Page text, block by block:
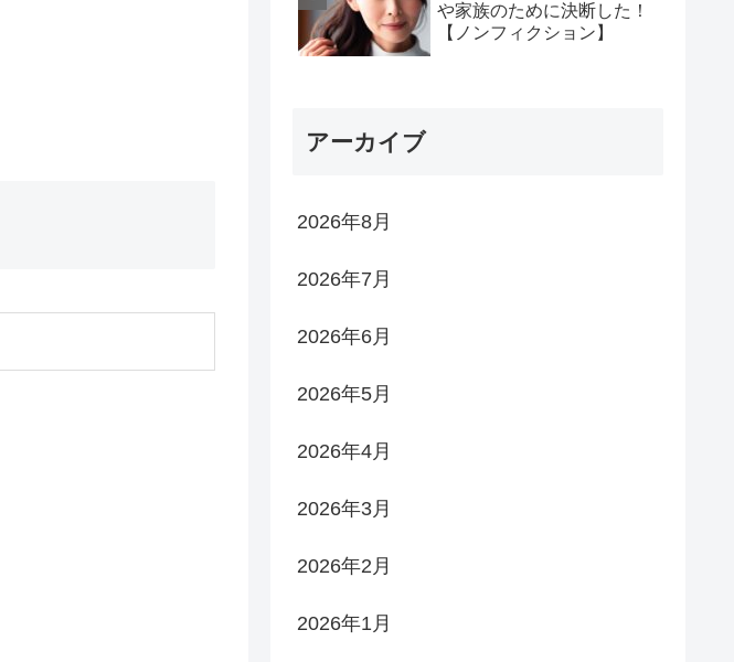
や家族のために決断した！
【ノンフィクション】
アーカイブ
2026年8月
2026年7月
2026年6月
2026年5月
2026年4月
2026年3月
2026年2月
2026年1月